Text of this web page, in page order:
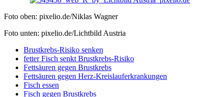
Foto oben: pixelio.de/Niklas Wagner
Foto unten: pixelio.de/Lichtbild Austria
Brustkrebs-Risiko senken
fetter Fisch senkt Brustkrebs-Risiko
Fettsäuren gegen Brustkrebs
Fettsäuren gegen Herz-Kreislauferkrankungen
Fisch essen
Fisch gegen Brustkrebs